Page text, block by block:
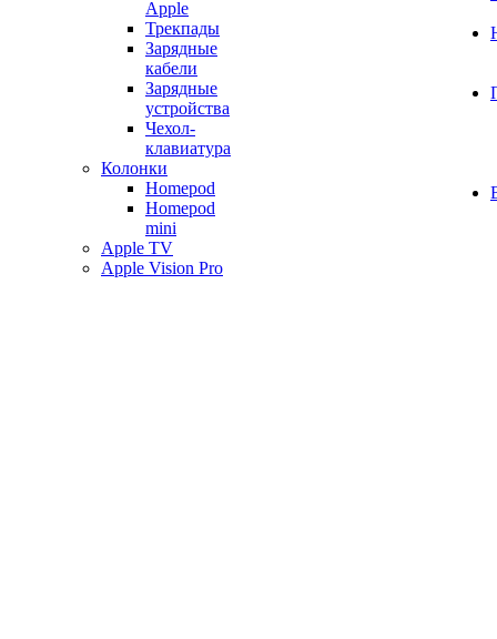
Apple
Трекпады
Зарядные
кабели
Зарядные
устройства
Чехол-
клавиатура
Колонки
Homepod
Homepod
mini
Apple TV
Apple Vision Pro